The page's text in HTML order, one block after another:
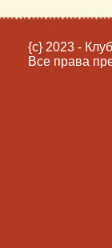
{c} 2023 -
Все права